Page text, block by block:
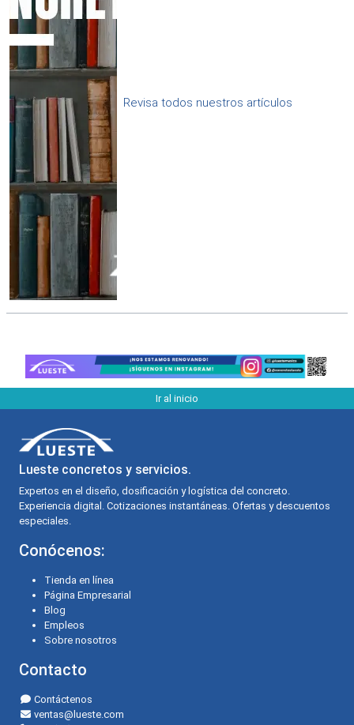
Revisa todos nuestros artículos
Ir al inicio
Lueste concretos y servicios.
Expertos en el diseño, dosificación y logística del concreto.
Experiencia digital. Cotizaciones instantáneas. Ofertas y descuentos
especiales.
Conócenos:
Tienda en línea
Página Empresarial
Blog
Empleos
Sobre nosotros
Contacto
Contáctenos
ventas@lueste.com